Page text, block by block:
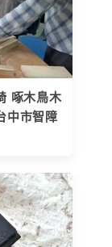
啄木鳥木
中市智障